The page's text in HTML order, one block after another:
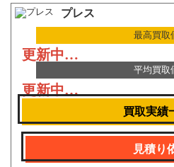
プレス
最高買取
更新中…
平均買取
更新中…
買取実績
見積り